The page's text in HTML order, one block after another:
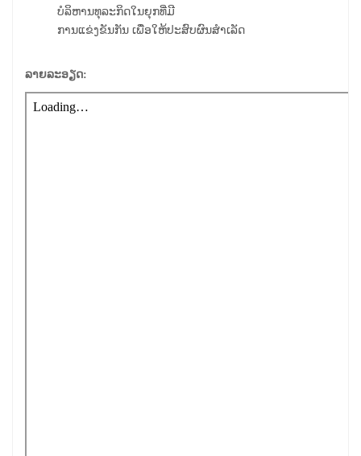
ບໍລິຫານທຸລະກິດໃນຍຸກທີ່ມີ
ການແຂ່ງຂັນກັນ ເພື່ອໃຫ້ປະສົບຜົນສຳເລັດ
ລາຍລະອຽດ: